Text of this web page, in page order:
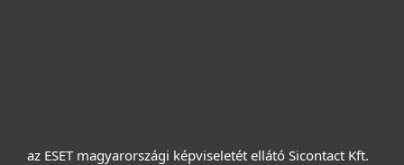
az ESET magyarországi képviseletét ellátó Sicontact Kft.